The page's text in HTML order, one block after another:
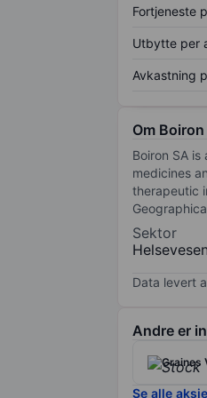
Fortjeneste
Utbytte per
Avkastning
Om Boiron
Boiron SA
medicines
therapeutic
Sektor
Helsevesen
Data levert
Andre er
Graines
Se alle